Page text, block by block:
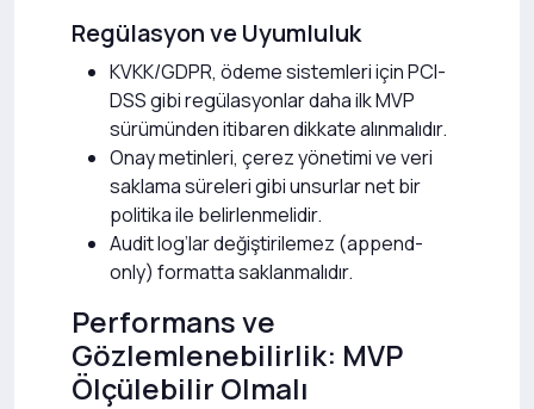
Regülasyon ve Uyumluluk
KVKK/GDPR, ödeme sistemleri için PCI-
DSS gibi regülasyonlar daha ilk MVP
sürümünden itibaren dikkate alınmalıdır.
Onay metinleri, çerez yönetimi ve veri
saklama süreleri gibi unsurlar net bir
politika ile belirlenmelidir.
Audit log’lar değiştirilemez (append-
only) formatta saklanmalıdır.
Performans ve
Gözlemlenebilirlik: MVP
Ölçülebilir Olmalı